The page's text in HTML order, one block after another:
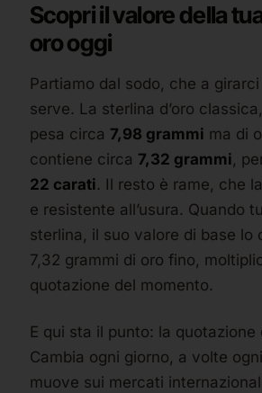
Scopri il valore della
oro oggi
Partiamo dal sodo, che a
serve. La sterlina d’oro
pesa circa 7,98 grammi ma di
contiene circa 7,32 grammi,
22 carati. Il resto è rame, che
e resistente all’usura. Quando
sterlina, il suo valore di base lo
7,32 grammi di oro fino,
quotazione del momento.
E qui sta il punto: la quotazione
Cambia ogni giorno, a volte
muove sui mercati